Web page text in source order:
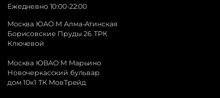
Ежедневно 10:00-22:00
Москва ЮАО М Алма-Атинская
Борисовские Пруды 26 ТРК
Ключевой
Москва ЮВАО М Марьино
Новочеркасский бульвар
дом 10к1 ТК МовТрейд